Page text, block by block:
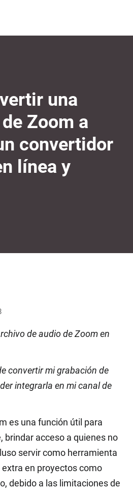
una
Zoom a
convertidor
línea y
de audio de Zoom en
convertir mi grabación de
integrarla en mi canal de
es una función útil para
brindar acceso a quienes no
servir como herramienta
en proyectos como
debido a las limitaciones de